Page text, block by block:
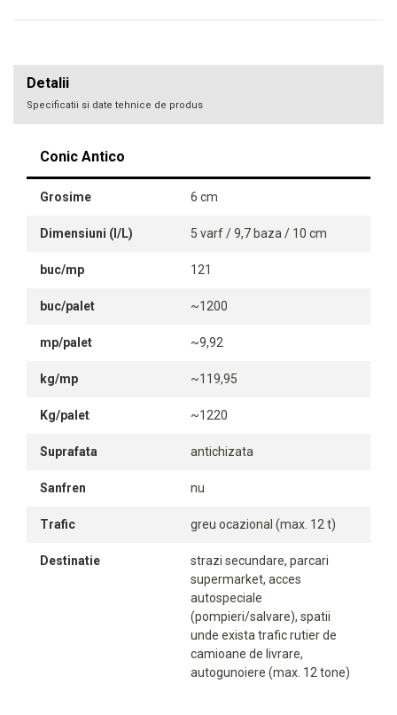
Detalii
Specificatii si date tehnice de produs
Conic Antico
Grosime 6 cm
Dimensiuni (l/L) 5 varf / 9,7 baza / 10 cm
buc/mp 121
buc/palet ~1200
mp/palet ~9,92
kg/mp ~119,95
Kg/palet ~1220
Suprafata antichizata
Sanfren nu
Trafic greu ocazional (max. 12 t)
Destinatie
strazi secundare, parcari
supermarket, acces
autospeciale
(pompieri/salvare), spatii
unde exista trafic rutier de
camioane de livrare,
autogunoiere (max. 12 tone)